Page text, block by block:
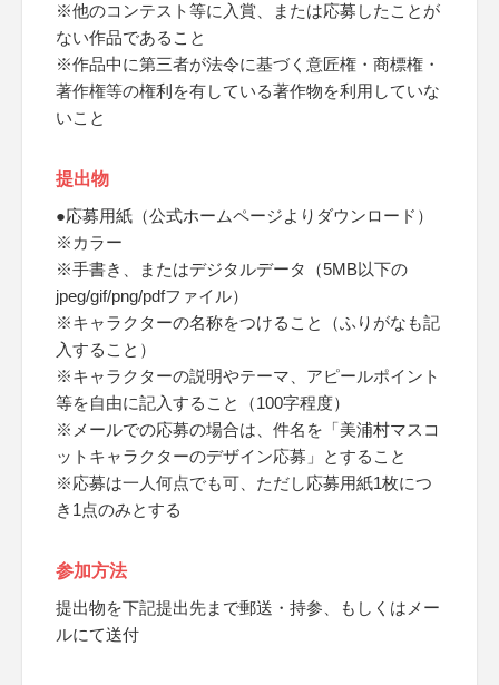
※他のコンテスト等に入賞、または応募したことが
ない作品であること
※作品中に第三者が法令に基づく意匠権・商標権・
著作権等の権利を有している著作物を利用していな
いこと
提出物
●応募用紙（公式ホームページよりダウンロード）
※カラー
※手書き、またはデジタルデータ（5MB以下の
jpeg/gif/png/pdfファイル）
※キャラクターの名称をつけること（ふりがなも記
入すること）
※キャラクターの説明やテーマ、アピールポイント
等を自由に記入すること（100字程度）
※メールでの応募の場合は、件名を「美浦村マスコ
ットキャラクターのデザイン応募」とすること
※応募は一人何点でも可、ただし応募用紙1枚につ
き1点のみとする
参加方法
提出物を下記提出先まで郵送・持参、もしくはメー
ルにて送付